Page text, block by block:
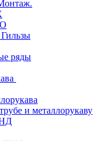
ряды
и металлорукаву